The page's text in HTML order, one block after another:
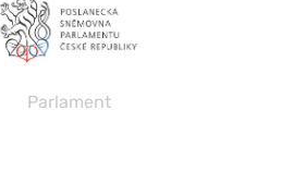
Parlament